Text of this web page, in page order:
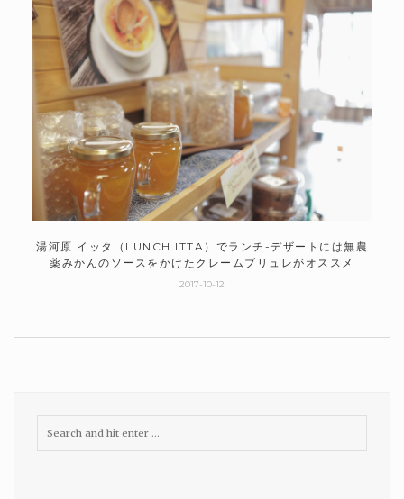
湯河原 イッタ（LUNCH ITTA）でランチ-デザートには無農
薬みかんのソースをかけたクレームブリュレがオススメ
2017-10-12